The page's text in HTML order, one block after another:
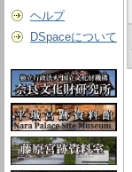
ヘルプ
DSpaceについて